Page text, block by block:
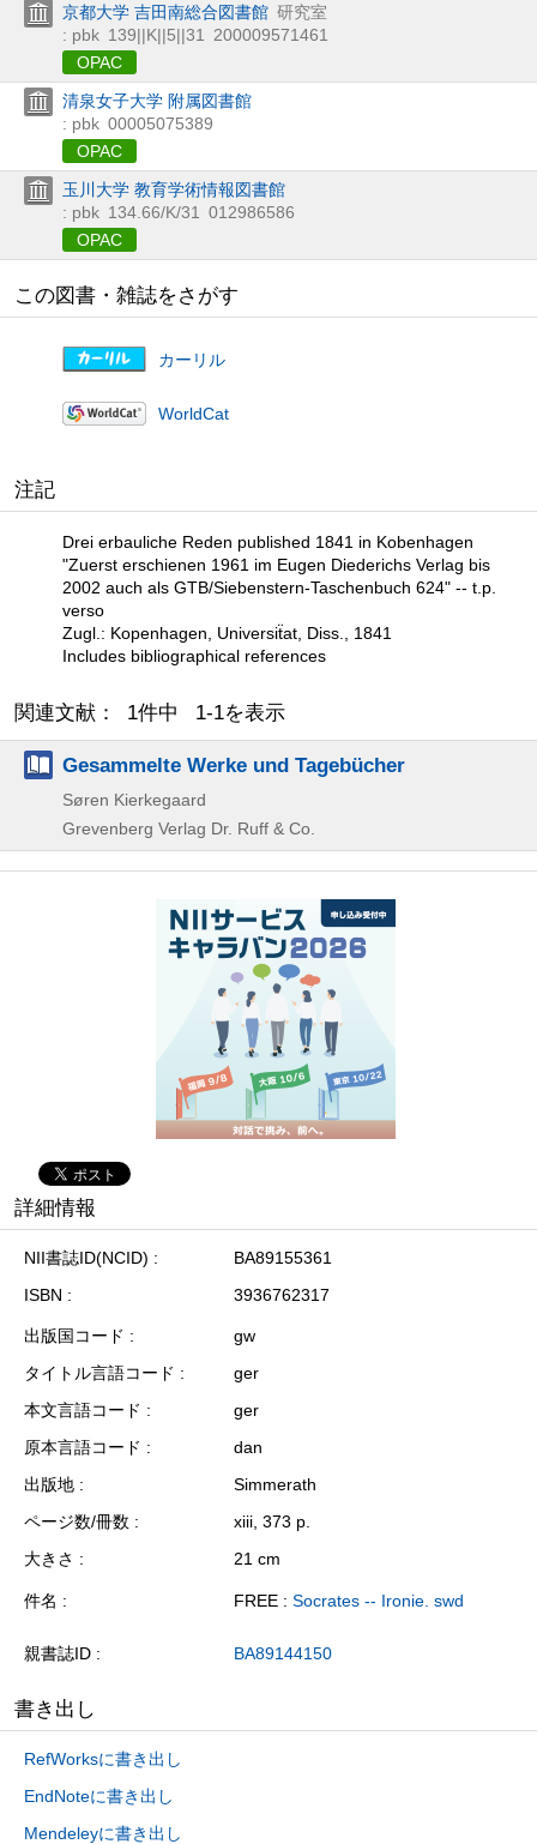
京都大学 吉田南総合図書館 研究室
: pbk 139||K||5||31
200009571461
OPAC
清泉女子大学 附属図書館
: pbk 00005075389
OPAC
玉川大学 教育学術情報図書館
: pbk 134.66/K/31
012986586
OPAC
この図書・雑誌をさがす
カーリル
WorldCat
注記
Drei erbauliche Reden published 1841 in Kobenhagen
"Zuerst erschienen 1961 im Eugen Diederichs Verlag bis
2002 auch als GTB/Siebenstern-Taschenbuch 624" -- t.p.
verso
Zugl.: Kopenhagen, Universiẗat, Diss., 1841
Includes bibliographical references
関連文献： 1件中 1-1を表示
Gesammelte Werke und Tagebücher
Søren Kierkegaard
Grevenberg Verlag Dr. Ruff & Co.
詳細情報
NII書誌ID(NCID)
BA89155361
ISBN
3936762317
出版国コード
gw
タイトル言語コード
ger
本文言語コード
ger
原本言語コード
dan
出版地
Simmerath
ページ数/冊数
xiii, 373 p.
大きさ
21 cm
件名 FREE : Socrates -- Ironie. swd
親書誌ID BA89144150
書き出し
RefWorksに書き出し
EndNoteに書き出し
Mendeleyに書き出し